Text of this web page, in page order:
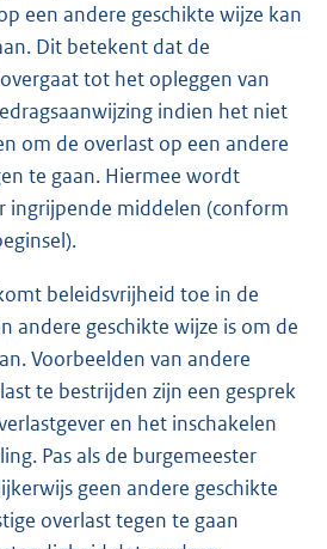
een andere geschikte wijze kan
Dit betekent dat de
tot het opleggen van
indien het niet
om de overlast op een andere
te gaan. Hiermee wordt
ingrijpende middelen (conform
beleidsvrijheid toe in de
andere geschikte wijze is om de
Voorbeelden van andere
te bestrijden zijn een gesprek
en het inschakelen
Pas als de burgemeester
geen andere geschikte
overlast tegen te gaan